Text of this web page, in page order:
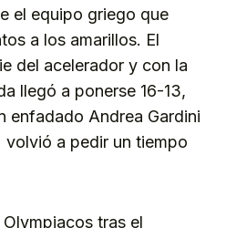
el equipo griego que
a los amarillos. El
del acelerador y con la
llegó a ponerse 16-13,
enfadado Andrea Gardini
a pedir un tiempo
tras el